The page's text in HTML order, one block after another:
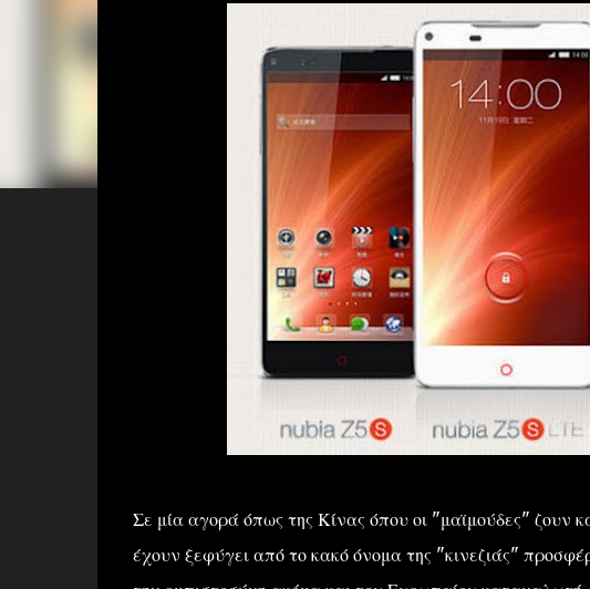
Σε μία αγορά όπως της Κίνας όπου οι "μαϊμούδες" ζουν
έχουν ξεφύγει από το κακό όνομα της "κινεζιάς"